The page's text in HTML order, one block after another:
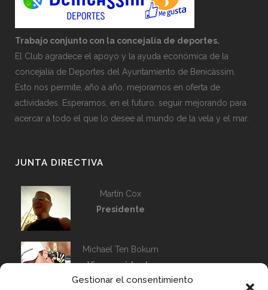
Gestionar el consentimiento
Trabajo conjunto con la concejalía de deportes.
El Club agradece el apoyo y la ayuda económica de la
concejalía de Deportes del Ayuntamiento de Benicàssim.
Esto nos permite, año a año, mejoramos en oferta de
actividades. Esperamos, en el futuro, seguir mejorando para
acercar a todo el que lo desee al mundo de la vela y el mar.
JUNTA DIRECTIVA
Martín Cox
Presidente
Michael Ten Bokum
Vicepresidente
Capitán de Flota